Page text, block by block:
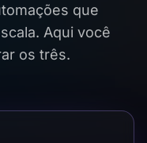
que
Aqui você
os três.